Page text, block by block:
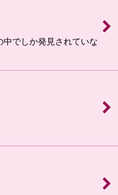
でしか発見されていな